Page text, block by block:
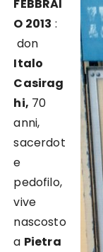
FEBBRAI
O 2013 :
don
Italo
Casirag
hi, 70
anni,
sacerdot
e
pedofilo,
vive
nascosto
a Pietra